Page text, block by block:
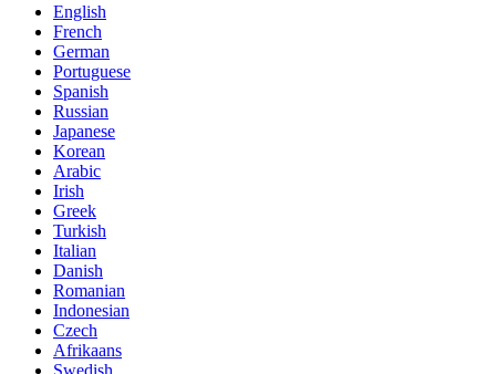
English
French
German
Portuguese
Spanish
Russian
Japanese
Korean
Arabic
Irish
Greek
Turkish
Italian
Danish
Romanian
Indonesian
Czech
Afrikaans
Swedish